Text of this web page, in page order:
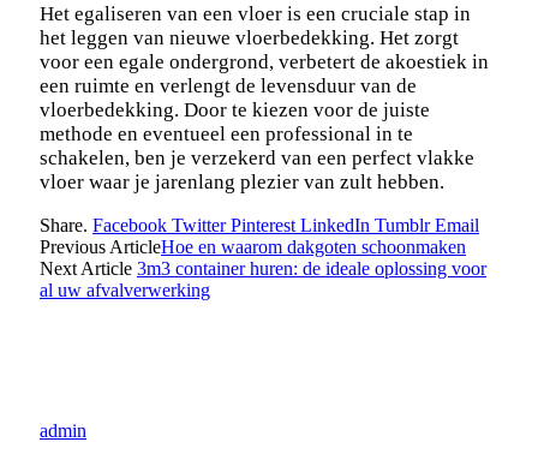
Het egaliseren van een vloer is een cruciale stap in
het leggen van nieuwe vloerbedekking. Het zorgt
voor een egale ondergrond, verbetert de akoestiek in
een ruimte en verlengt de levensduur van de
vloerbedekking. Door te kiezen voor de juiste
methode en eventueel een professional in te
schakelen, ben je verzekerd van een perfect vlakke
vloer waar je jarenlang plezier van zult hebben.
Share. Facebook Twitter Pinterest LinkedIn Tumblr Email
Previous ArticleHoe en waarom dakgoten schoonmaken
Next Article 3m3 container huren: de ideale oplossing voor
al uw afvalverwerking
admin